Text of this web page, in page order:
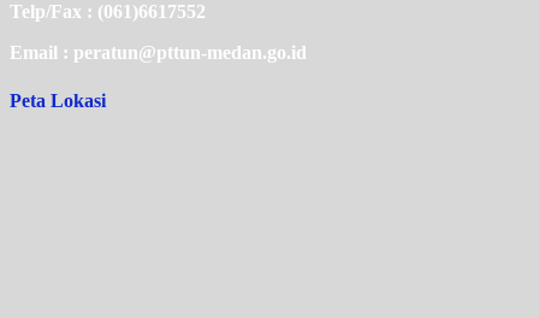
Telp/Fax : (061)6617552
Email : peratun@pttun-medan.go.id
Peta Lokasi